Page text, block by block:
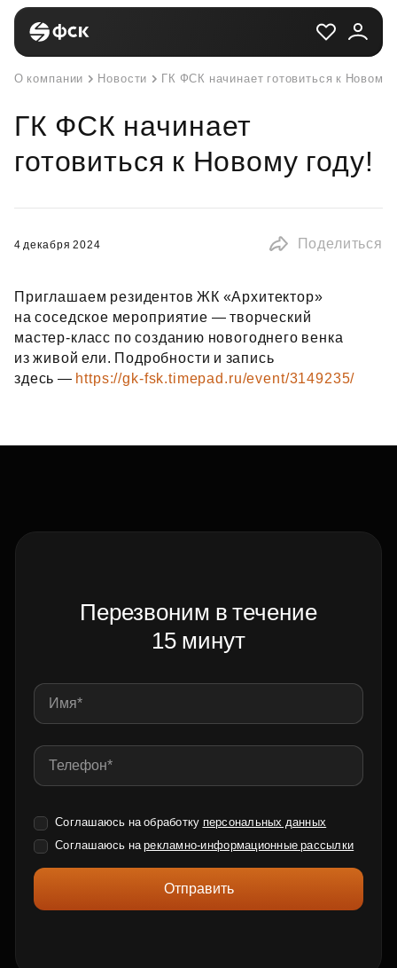
О компании Новости ГК ФСК начинает готовиться к Новому
ГК ФСК начинает
готовиться к Новому году!
4 декабря 2024 Поделиться
Приглашаем резидентов ЖК «Архитектор»
на соседское мероприятие — творческий
мастер‑класс по созданию новогоднего венка
из живой ели. Подробности и запись
здесь — https://gk-fsk.timepad.ru/event/3149235/
Перезвоним в течение
15 минут
Соглашаюсь на обработку персональных данных
Соглашаюсь нарекламно-информационные рассылки
Отправить